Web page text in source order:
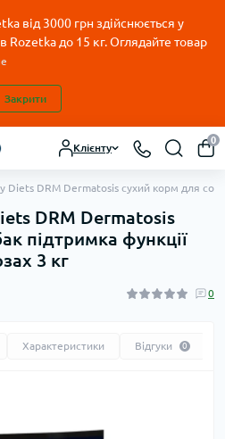
від 3000 грн здійснюється у
Rozetka до 15 кг. Оглядайте товар
Закрити
Клієнту
0
Diets DRM Dermatosis сухий корм для
DRM Dermatosis
підтримка функції
3 кг
0
Характеристики Відгуки 0